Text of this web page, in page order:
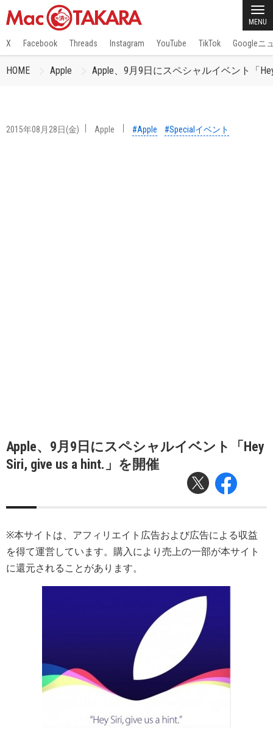
MENU
X Facebook Threads Instagram YouTube TikTok Googleニ
HOME Apple Apple、9月9日にスペシャルイベント「
2015年08月28日(金) Apple #Apple #Specialイベント
Apple、9月9日にスペシャルイベント「Hey
Siri, give us a hint.」を開催
※本サイトは、アフィリエイト広告および広告による収益
を得て運営しています。購入により売上の一部が本サイト
に還元されることがあります。